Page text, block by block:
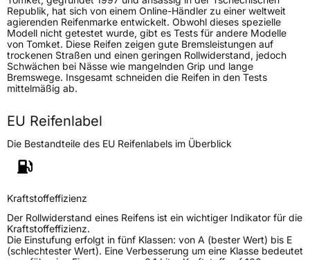
FahrzeugtypPKW
VerwendungWinterreifen
ModellnameSnowRoad Pro
FahrzeugartPKW & SUV
Schlauchtyp
ZustandNeureifen
M+SJa
VerstärktXL
Republik, hat sich von einem Online-Händler zu einer weltweit
agierenden Reifenmarke entwickelt. Obwohl dieses spezielle
Modell nicht getestet wurde, gibt es Tests für andere Modelle
von Tomket. Diese Reifen zeigen gute Bremsleistungen auf
trockenen Straßen und einen geringen Rollwiderstand, jedoch
Schwächen bei Nässe wie mangelnden Grip und lange
Bremswege. Insgesamt schneiden die Reifen in den Tests
mittelmäßig ab.
EU Reifenlabel
Die Bestandteile des EU Reifenlabels im Überblick
Kraftstoffeffizienz
Der Rollwiderstand eines Reifens ist ein wichtiger Indikator für die
Kraftstoffeffizienz.
Die Einstufung erfolgt in fünf Klassen: von A (bester Wert) bis E
(schlechtester Wert). Eine Verbesserung um eine Klasse bedeutet